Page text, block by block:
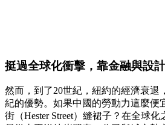
挺過全球化衝擊，靠金融與設
然而，到了20世紀，紐約的經濟衰退
紀的優勢。如果中國的勞動力這麼便
街（Hester Street）縫裙子？在全球